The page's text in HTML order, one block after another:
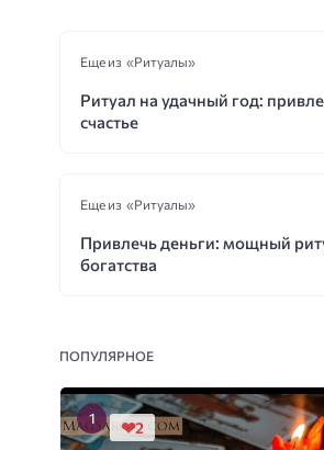
Еще из «Ритуалы»
Ритуал на удачный год:
счастье
Еще из «Ритуалы»
Привлечь деньги: мощный
богатства
ПОПУЛЯРНОЕ
2